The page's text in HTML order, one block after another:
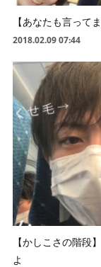
【あなたも言って
2018.02.09 07:44
【かしこさの階段
よ